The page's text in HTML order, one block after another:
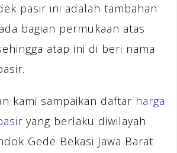
pasir ini adalah tambahan
bagian permukaan atas
atap ini di beri nama
kami sampaikan daftar harga
yang berlaku diwilayah
Gede Bekasi Jawa Barat